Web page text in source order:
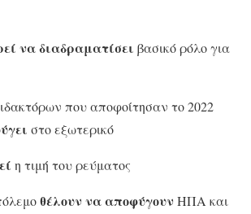
να διαδραματίσει βασικό ρόλο για
που αποφοίτησαν το 2022
στο εξωτερικό
η τιμή του ρεύματος
θέλουν να αποφύγουν ΗΠΑ και